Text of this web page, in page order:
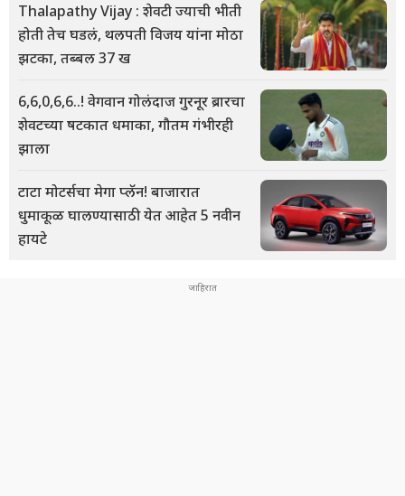
Thalapathy Vijay : शेवटी ज्याची भीती
होती तेच घडलं, थलपती विजय यांना मोठा
झटका, तब्बल 37 ख
6,6,0,6,6..! वेगवान गोलंदाज गुरनूर ब्रारचा
शेवटच्या षटकात धमाका, गौतम गंभीरही
झाला
टाटा मोटर्सचा मेगा प्लॅन! बाजारात
धुमाकूळ घालण्यासाठी येत आहेत 5 नवीन
हायटे